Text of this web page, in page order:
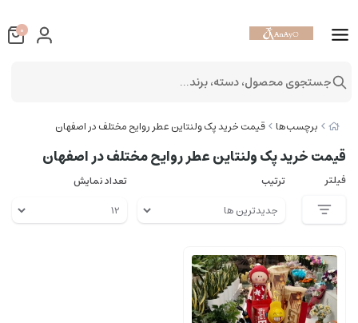
برچسب‌ها قیمت خرید پک ولنتاین عطر روایح مختلف در اصفهان
قیمت خرید پک ولنتاین عطر روایح مختلف در اصفهان
فیلتر ترتیب تعداد نمایش
0
جستجوی محصول، دسته، برند...